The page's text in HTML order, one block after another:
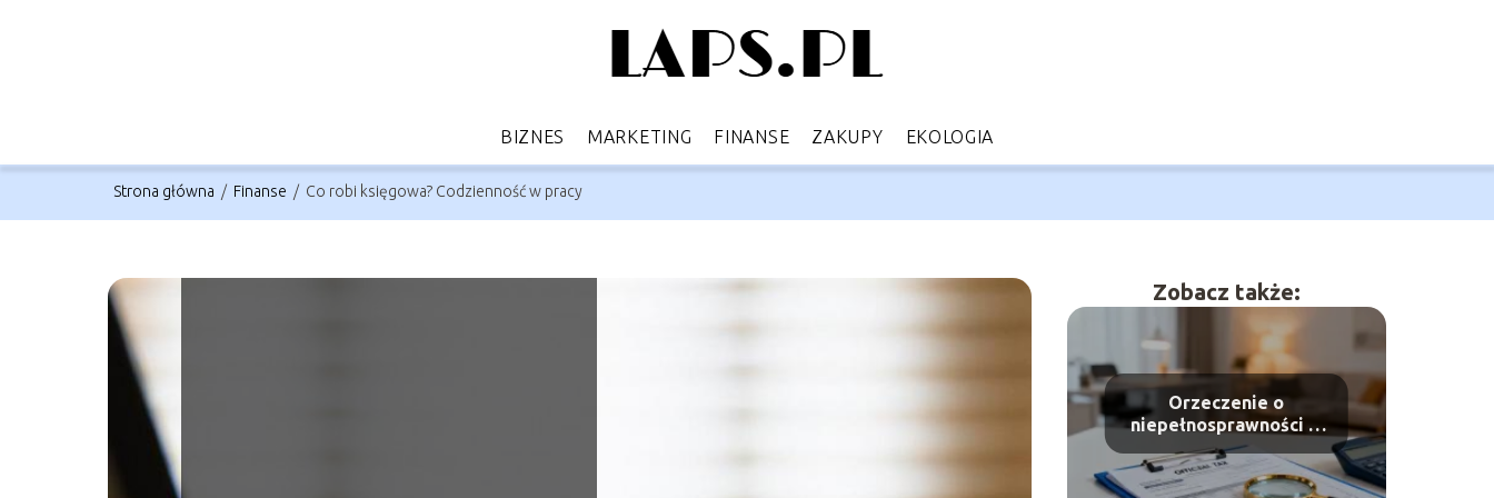
BIZNES MARKETING FINANSE ZAKUPY EKOLOGIA
Strona główna / Finanse / Co robi księgowa? Codzienność w pracy
Zobacz także:
Orzeczenie o
niepełnosprawności w
ciągu roku a ulga
rehabilitacyjna